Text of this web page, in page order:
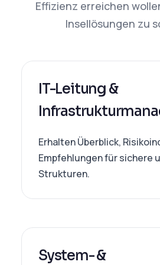
Effizienz erreichen
Insellösungen zu
IT-Leitung &
Erhalten Überblick,
Empfehlungen für sichere
Strukturen.
System- &